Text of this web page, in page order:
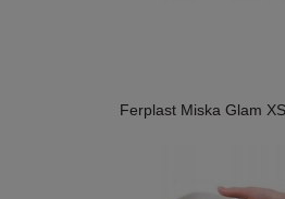
Ferplast Miska Glam